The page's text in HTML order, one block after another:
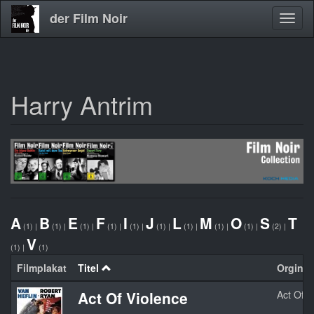
Direkt
zum
der Film Noir
Harry Antrim
A (1) | B (1) | E (1) | F (1) | I (1) | J (1) | L (1) | M (1) | O (1) | S (2) | T
(1) | V (1)
Filmplakat Titel
Act Of Violence Act Of